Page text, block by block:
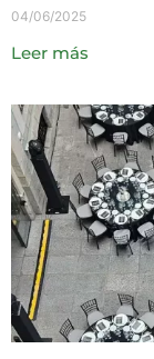
04/06/2025
Leer más